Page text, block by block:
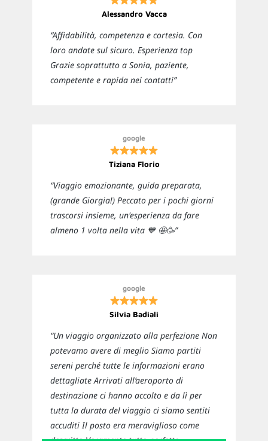
Alessandro Vacca
“Affidabilità, competenza e cortesia. Con
loro andate sul sicuro. Esperienza top
Grazie soprattutto a Sonia, paziente,
competente e rapida nei contatti”
google
Tiziana Florio
“Viaggio emozionante, guida preparata,
(grande Giorgia!) Peccato per i pochi giorni
trascorsi insieme, un'esperienza da fare
almeno 1 volta nella vita 💙 🤩🥳”
google
Silvia Badiali
“Un viaggio organizzato alla perfezione Non
potevamo avere di meglio Siamo partiti
sereni perché tutte le informazioni erano
dettagliate Arrivati all’aeroporto di
destinazione ci hanno accolto e da lì per
tutta la durata del viaggio ci siamo sentiti
accuditi Il posto era meraviglioso come